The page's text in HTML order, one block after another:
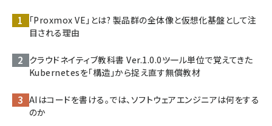
「Proxmox VE」とは? 製品群の全体像と仮想化基盤として注
目される理由
クラウドネイティブ教科書 Ver.1.0.0――ツール単位で覚えてきた
Kubernetesを「構造」から捉え直す無償教材
AIはコードを書ける。では、ソフトウェアエンジニアは何をする
のか